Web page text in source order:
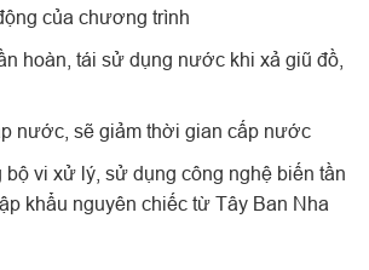
của chương trình
hoàn, tái sử dụng nước khi xả giũ đồ,
nước, sẽ giảm thời gian cấp nước
bộ vi xử lý, sử dụng công nghệ biến tần
khẩu nguyên chiếc từ Tây Ban Nha